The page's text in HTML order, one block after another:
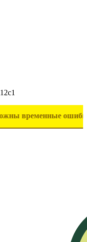
ошибки в